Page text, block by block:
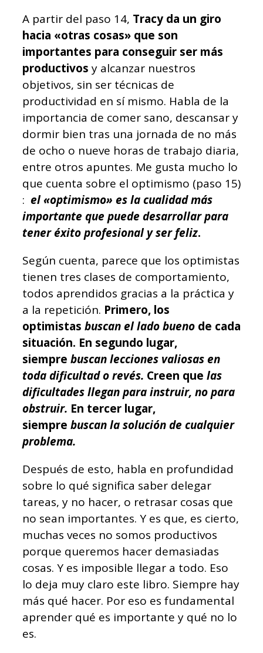
A partir del paso 14, Tracy da un giro
hacia «otras cosas» que son
importantes para conseguir ser más
productivos y alcanzar nuestros
objetivos, sin ser técnicas de
productividad en sí mismo. Habla de la
importancia de comer sano, descansar y
dormir bien tras una jornada de no más
de ocho o nueve horas de trabajo diaria,
entre otros apuntes. Me gusta mucho lo
que cuenta sobre el optimismo (paso 15)
: el «optimismo» es la cualidad más
importante que puede desarrollar para
tener éxito profesional y ser feliz.
Según cuenta, parece que los optimistas
tienen tres clases de comportamiento,
todos aprendidos gracias a la práctica y
a la repetición. Primero, los
optimistas buscan el lado bueno de cada
situación. En segundo lugar,
siempre buscan lecciones valiosas en
toda dificultad o revés. Creen que las
dificultades llegan para instruir, no para
obstruir. En tercer lugar,
siempre buscan la solución de cualquier
problema.
Después de esto, habla en profundidad
sobre lo qué significa saber delegar
tareas, y no hacer, o retrasar cosas que
no sean importantes. Y es que, es cierto,
muchas veces no somos productivos
porque queremos hacer demasiadas
cosas. Y es imposible llegar a todo. Eso
lo deja muy claro este libro. Siempre hay
más qué hacer. Por eso es fundamental
aprender qué es importante y qué no lo
es.